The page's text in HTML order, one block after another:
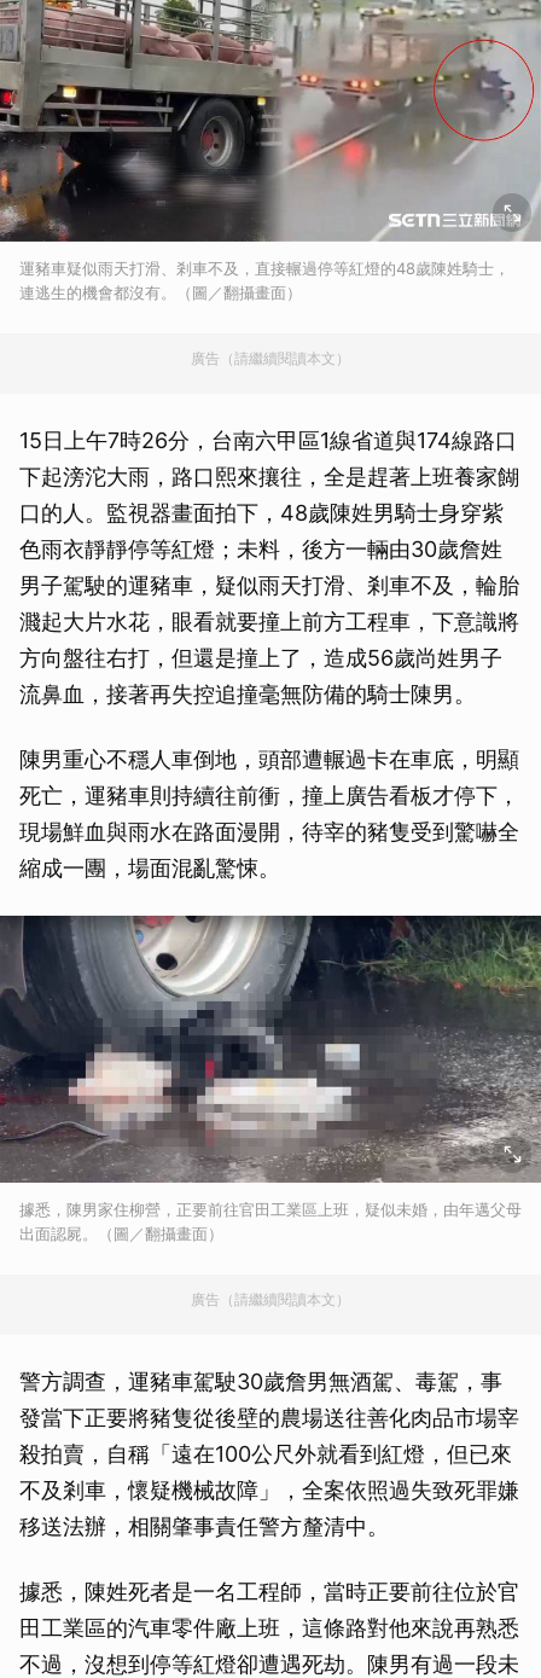
運豬車疑似雨天打滑、剎車不及，直接輾過停等紅燈的48歲陳姓騎士，
連逃生的機會都沒有。（圖／翻攝畫面）
廣告（請繼續閱讀本文）
15日上午7時26分，台南六甲區1線省道與174線路口
下起滂沱大雨，路口熙來攘往，全是趕著上班養家餬
口的人。監視器畫面拍下，48歲陳姓男騎士身穿紫
色雨衣靜靜停等紅燈；未料，後方一輛由30歲詹姓
男子駕駛的運豬車，疑似雨天打滑、剎車不及，輪胎
濺起大片水花，眼看就要撞上前方工程車，下意識將
方向盤往右打，但還是撞上了，造成56歲尚姓男子
流鼻血，接著再失控追撞毫無防備的騎士陳男。
陳男重心不穩人車倒地，頭部遭輾過卡在車底，明顯
死亡，運豬車則持續往前衝，撞上廣告看板才停下，
現場鮮血與雨水在路面漫開，待宰的豬隻受到驚嚇全
縮成一團，場面混亂驚悚。
據悉，陳男家住柳營，正要前往官田工業區上班，疑似未婚，由年邁父母
出面認屍。（圖／翻攝畫面）
廣告（請繼續閱讀本文）
警方調查，運豬車駕駛30歲詹男無酒駕、毒駕，事
發當下正要將豬隻從後壁的農場送往善化肉品市場宰
殺拍賣，自稱「遠在100公尺外就看到紅燈，但已來
不及剎車，懷疑機械故障」，全案依照過失致死罪嫌
移送法辦，相關肇事責任警方釐清中。
據悉，陳姓死者是一名工程師，當時正要前往位於官
田工業區的汽車零件廠上班，這條路對他來說再熟悉
不過，沒想到停等紅燈卻遭遇死劫。陳男有過一段未